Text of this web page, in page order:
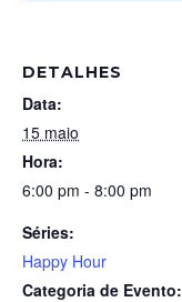
DETALHES
Data:
15 maio
Hora:
6:00 pm - 8:00 pm
Séries:
Happy Hour
Categoria de Evento: